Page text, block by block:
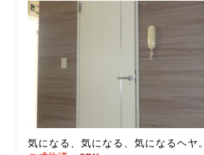
気になる、気になる、気になるヘヤ。